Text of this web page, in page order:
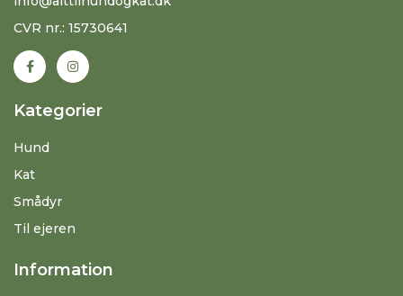
CVR nr.: 15730641
Kategorier
Hund
Kat
Smådyr
Til ejeren
Information